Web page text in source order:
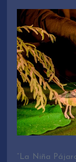
“La Niña